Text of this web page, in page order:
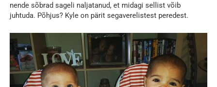
nende sõbrad sageli naljatanud, et midagi sellist võib
juhtuda. Põhjus? Kyle on pärit segaverelistest peredest.